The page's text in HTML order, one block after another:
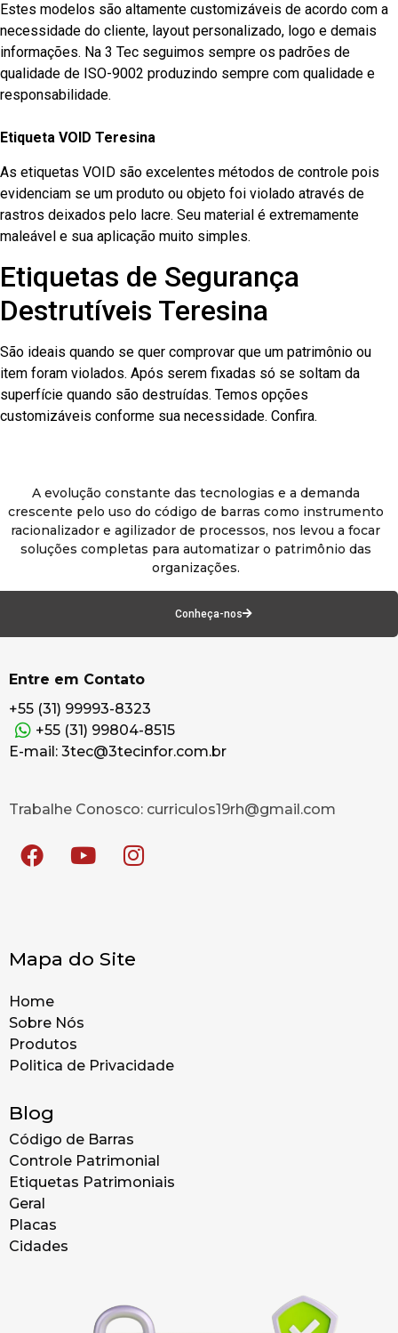
Estes modelos são altamente customizáveis de acordo com a
necessidade do cliente, layout personalizado, logo e demais
informações. Na 3 Tec seguimos sempre os padrões de
qualidade de ISO-9002 produzindo sempre com qualidade e
responsabilidade.
Etiqueta VOID Teresina
As etiquetas VOID são excelentes métodos de controle pois
evidenciam se um produto ou objeto foi violado através de
rastros deixados pelo lacre. Seu material é extremamente
maleável e sua aplicação muito simples.
Etiquetas de Segurança
Destrutíveis Teresina
São ideais quando se quer comprovar que um patrimônio ou
item foram violados. Após serem fixadas só se soltam da
superfície quando são destruídas. Temos opções
customizáveis conforme sua necessidade. Confira.
A evolução constante das tecnologias e a demanda
crescente pelo uso do código de barras como instrumento
racionalizador e agilizador de processos, nos levou a focar
soluções completas para automatizar o patrimônio das
organizações.
Conheça-nos
Entre em Contato
+55 (31) 99993-8323
+55 (31) 99804-8515
E-mail: 3tec@3tecinfor.com.br
Trabalhe Conosco: curriculos19rh@gmail.com
Mapa do Site
Home
Sobre Nós
Produtos
Politica de Privacidade
Blog
Código de Barras
Controle Patrimonial
Etiquetas Patrimoniais
Geral
Placas
Cidades